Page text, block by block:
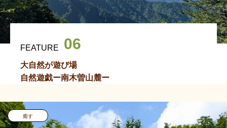
FEATURE 06
大自然が遊び場
自然遊戯ー南木曽山麓ー
癒す